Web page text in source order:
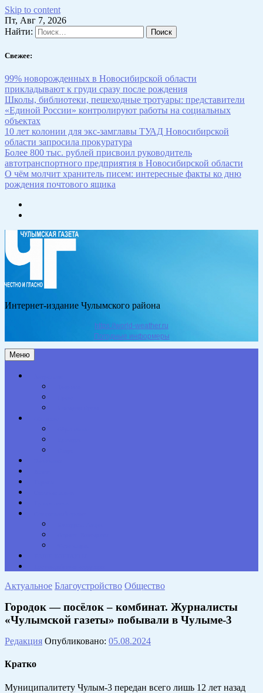
Skip to content
Пт, Авг 7, 2026
Найти:
Свежее:
99% новорожденных в Новосибирской области
прикладывают к груди сразу после рождения
Школы, библиотеки, пешеходные тротуары: представители
«Единой России» контролируют работы на социальных
объектах
10 лет колонии для экс-замглавы ТУАД Новосибирской
области запросила прокуратура
Более 800 тыс. рублей присвоил руководитель
автотранспортного предприятия в Новосибирской области
О чём молчит хранитель писем: интересные факты ко дню
рождения почтового ящика
Интернет-издание Чулымского района
https://world-weather.ru
Погодные информеры
Меню
Актуальное Благоустройство Общество
Городок — посёлок – комбинат. Журналисты
«Чулымской газеты» побывали в Чулыме-3
Редакция Опубликовано: 05.08.2024
Кратко
Муниципалитету Чулым-3 передан всего лишь 12 лет назад